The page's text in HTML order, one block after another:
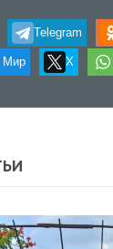
Telegram
Мир X